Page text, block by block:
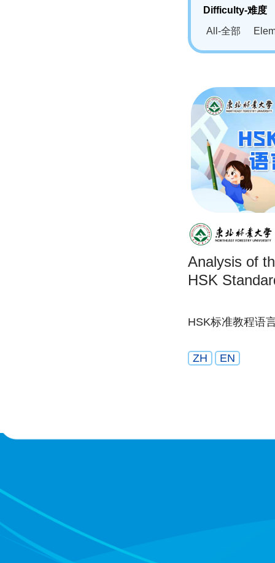
Difficulty-难度
All-全部
Analysis of
HSK
HSK标准教程语
ZH EN